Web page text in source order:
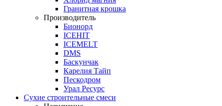
Гранитная крошка
Производитель
Бионорд
ICEHIT
ICEMELT
DMS
Баскунчак
Карелия Тайп
Пескодром
Урал Ресурс
Сухие строительные смеси